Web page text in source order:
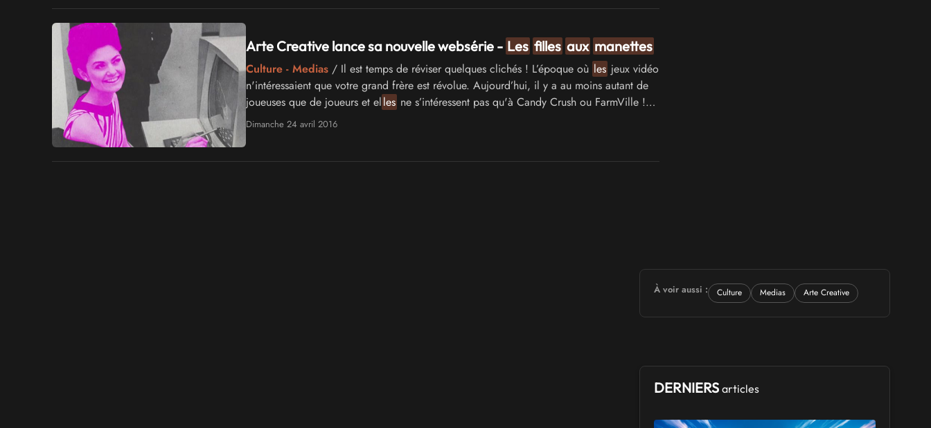
Arte Creative lance sa nouvelle websérie - Les filles aux manettes
Culture - Medias/ Il est temps de réviser quelques clichés ! L’époque où les jeux vidéo
n'intéressaient que votre grand frère est révolue. Aujourd’hui, il y a au moins autant de
joueuses que de joueurs et elles ne s’intéressent pas qu'à Candy Crush ou FarmVille !
Avec
Les filles aux
Dimanche 24 avril 2016
À voir aussi : Culture Medias Arte Creative
DERNIERSarticles